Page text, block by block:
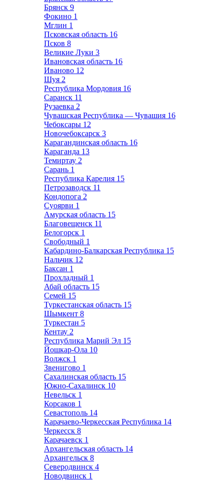
Брянск 9
Фокино 1
Мглин 1
Псковская область 16
Псков 8
Великие Луки 3
Ивановская область 16
Иваново 12
Шуя 2
Республика Мордовия 16
Саранск 11
Рузаевка 2
Чувашская Республика — Чувашия 16
Чебоксары 12
Новочебоксарск 3
Карагандинская область 16
Караганда 13
Темиртау 2
Сарань 1
Республика Карелия 15
Петрозаводск 11
Кондопога 2
Суоярви 1
Амурская область 15
Благовещенск 11
Белогорск 1
Свободный 1
Кабардино-Балкарская Республика 15
Нальчик 12
Баксан 1
Прохладный 1
Абай область 15
Семей 15
Туркестанская область 15
Шымкент 8
Туркестан 5
Кентау 2
Республика Марий Эл 15
Йошкар-Ола 10
Волжск 1
Звенигово 1
Сахалинская область 15
Южно-Сахалинск 10
Невельск 1
Корсаков 1
Севастополь 14
Карачаево-Черкесская Республика 14
Черкесск 8
Карачаевск 1
Архангельская область 14
Архангельск 8
Северодвинск 4
Новодвинск 1